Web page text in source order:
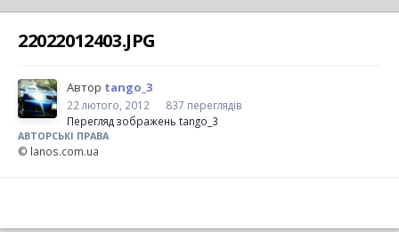
22022012403.JPG
Автор tango_3
22 лютого, 2012
837 переглядів
Перегляд зображень tango_3
АВТОРСЬКІ ПРАВА
© lanos.com.ua